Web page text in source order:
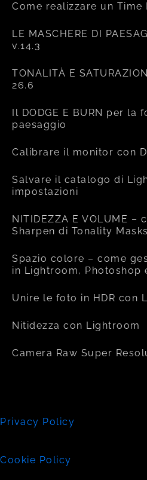
Come realizzare un Time
LE MASCHERE DI
v.14.3
TONALITÀ E
26.6
Il DODGE E BURN per la
paesaggio
Calibrare il monitor con
Salvare il catalogo di
impostazioni
NITIDEZZA E VOLUME
Sharpen di Tonality Masks
Spazio colore – come
in Lightroom, Photoshop
Unire le foto in HDR con
Nitidezza con Lightroom
Camera Raw Super
Privacy Policy
Cookie Policy